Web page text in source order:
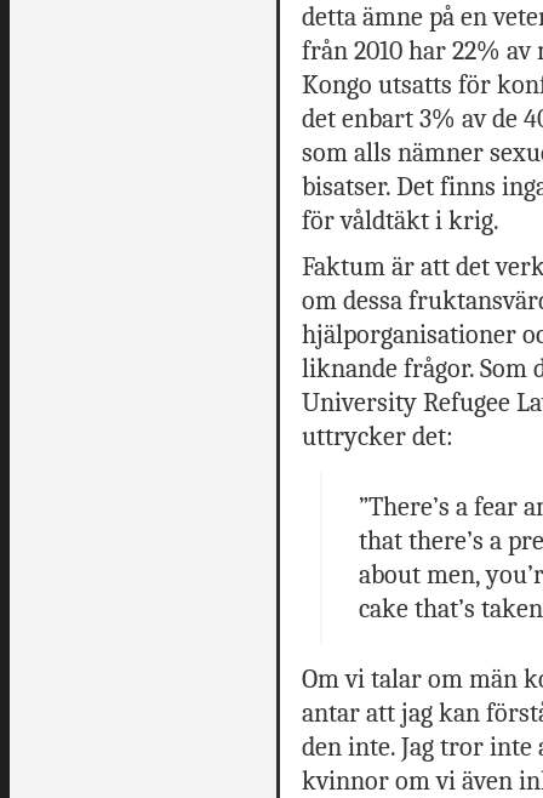
detta ämne på en
från 2010 har 22%
Kongo utsatts för
det enbart 3% av de
som alls nämner
bisatser. Det finns
för våldtäkt i krig.
Faktum är att det
om dessa
hjälporganisationer
liknande frågor.
University Refugee
uttrycker det:
”There’s a fear
that there’s a
about men,
cake that’s
Om vi talar om män
antar att jag kan
den inte. Jag tror
kvinnor om vi även